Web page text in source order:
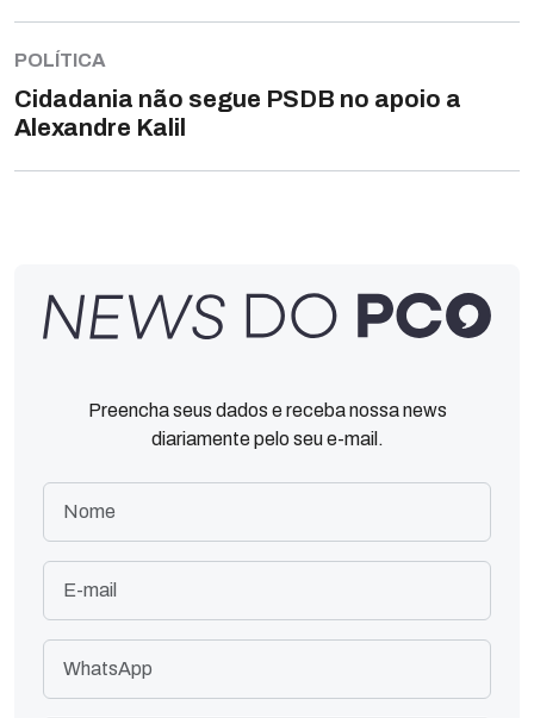
POLÍTICA
Cidadania não segue PSDB no apoio a
Alexandre Kalil
Preencha seus dados e receba nossa news
diariamente pelo seu e-mail.